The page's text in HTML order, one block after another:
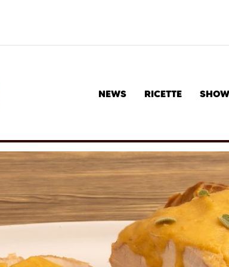
NEWS RICETTE SHOW